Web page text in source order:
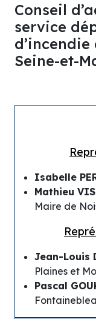
Conseil
service
d’incendie
Seine-et-
Isabelle
Mathieu
Maire de
Jean-Louis
Plaines et
Pascal